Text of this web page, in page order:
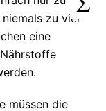
zu viel
eine
müssen die